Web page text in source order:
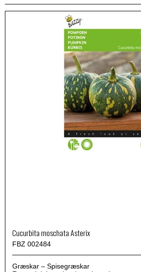
Cucurbita moschata Asterix
FBZ 002484
Græskar – Spisegræskar